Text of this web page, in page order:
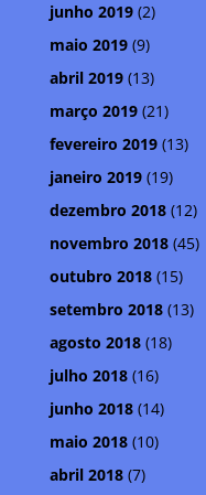
junho 2019(2)
maio 2019(9)
abril 2019(13)
março 2019(21)
fevereiro 2019(13)
janeiro 2019(19)
dezembro 2018(12)
novembro 2018(45)
outubro 2018(15)
setembro 2018(13)
agosto 2018(18)
julho 2018(16)
junho 2018(14)
maio 2018(10)
abril 2018(7)